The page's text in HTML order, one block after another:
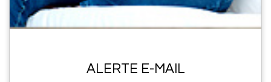
ALERTE E-MAIL